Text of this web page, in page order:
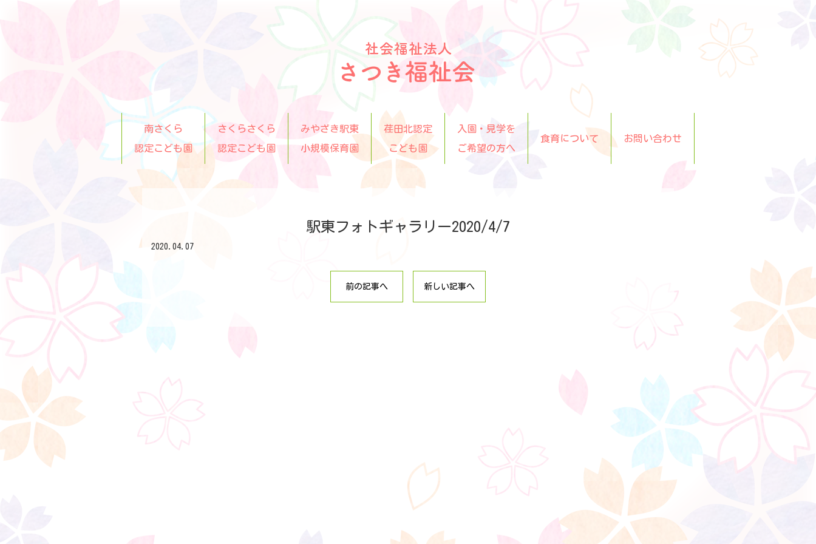
南さくら
認定こども園
さくらさくら
認定こども園
みやざき駅東
小規模保育園
荏田北認定
こども園
入園・見学を
ご希望の方へ
食育について お問い合わせ
駅東フォトギャラリー2020/4/7
2020.04.07
前の記事へ 新しい記事へ